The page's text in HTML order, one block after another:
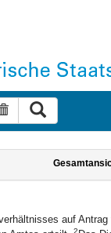
Suche zurücksetzen
auf
2